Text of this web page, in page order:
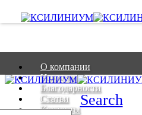
О компании
Новости
Благодарности
Статьи
Контакты
Search